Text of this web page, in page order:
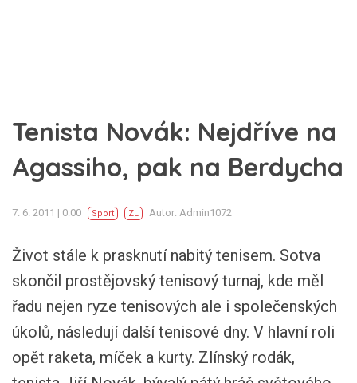
Tenista Novák: Nejdříve na
Agassiho, pak na Berdycha
7. 6. 2011 | 0:00 Sport ZL Autor: Admin1072
Život stále k prasknutí nabitý tenisem. Sotva
skončil prostějovský tenisový turnaj, kde měl
řadu nejen ryze tenisových ale i společenských
úkolů, následují další tenisové dny. V hlavní roli
opět raketa, míček a kurty. Zlínský rodák,